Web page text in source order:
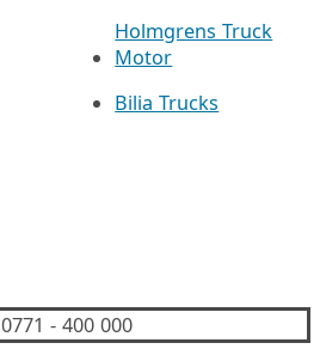
Holmgrens Truck
Motor
Bilia Trucks
0771 - 400 000